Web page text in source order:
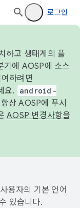
로그인
하고 생태계의 플
기에 AOSP에 소스
하려면
요.
android-
상 AOSP에 푸시
AOSP 변경사항을
용자의 기본 언어
있습니다.